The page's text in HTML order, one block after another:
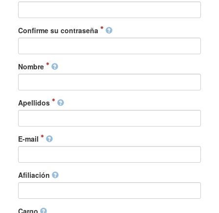
Confirme su contraseña
Nombre
Apellidos
E-mail
Afiliación
Cargo